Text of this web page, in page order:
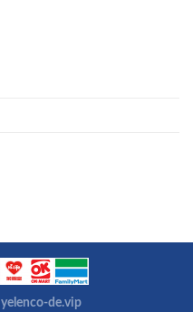
yelenco-de.vip